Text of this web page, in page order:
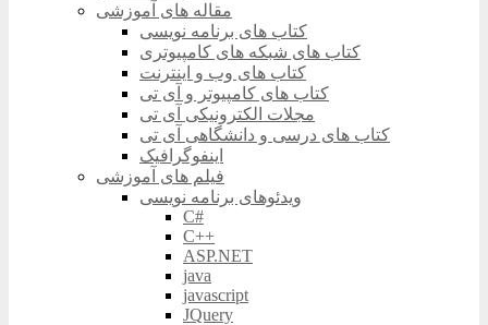
مقاله های آموزشی
کتاب های برنامه نویسی
کتاب های شبکه های کامپیوتری
کتاب های وب و اینترنت
کتاب های کامپیوتر و آی تی
مجلات الکترونیکی آی تی
کتاب های درسی و دانشگاهی آی تی
اینفوگرافیک
فیلم های آموزشی
ویدئوهای برنامه نویسی
C#
C++
ASP.NET
java
javascript
JQuery